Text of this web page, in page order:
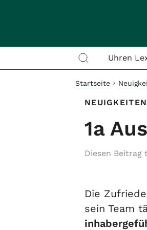
Uhren
Startseite
NEUIGKEITEN
1a
Diesen Beitrag
Die
sein Team